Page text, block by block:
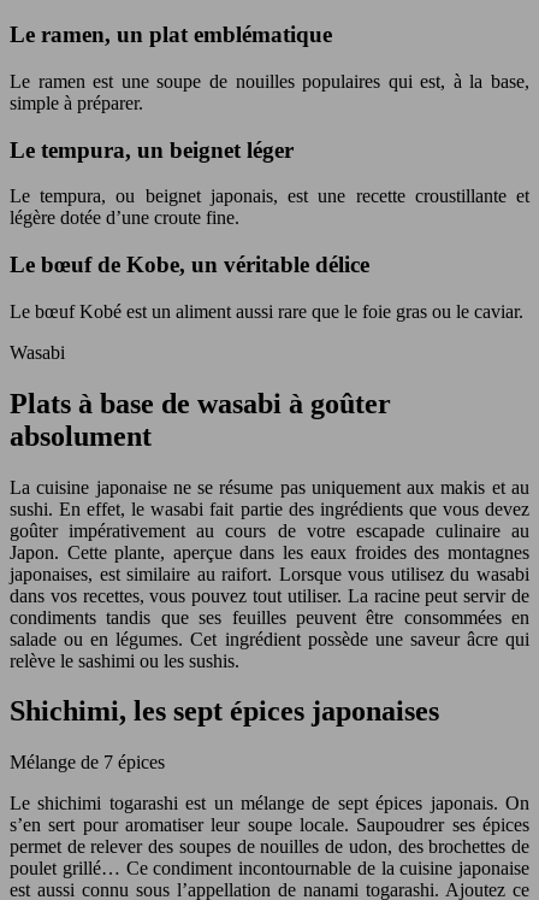
Le ramen, un plat emblématique
Le ramen est une soupe de nouilles populaires qui est, à la base,
simple à préparer.
Le tempura, un beignet léger
Le tempura, ou beignet japonais, est une recette croustillante et
légère dotée d’une croute fine.
Le bœuf de Kobe, un véritable délice
Le bœuf Kobé est un aliment aussi rare que le foie gras ou le caviar.
Wasabi
Plats à base de wasabi à goûter
absolument
La cuisine japonaise ne se résume pas uniquement aux makis et au
sushi. En effet, le wasabi fait partie des ingrédients que vous devez
goûter impérativement au cours de votre escapade culinaire au
Japon. Cette plante, aperçue dans les eaux froides des montagnes
japonaises, est similaire au raifort. Lorsque vous utilisez du wasabi
dans vos recettes, vous pouvez tout utiliser. La racine peut servir de
condiments tandis que ses feuilles peuvent être consommées en
salade ou en légumes. Cet ingrédient possède une saveur âcre qui
relève le sashimi ou les sushis.
Shichimi, les sept épices japonaises
Mélange de 7 épices
Le shichimi togarashi est un mélange de sept épices japonais. On
s’en sert pour aromatiser leur soupe locale. Saupoudrer ses épices
permet de relever des soupes de nouilles de udon, des brochettes de
poulet grillé… Ce condiment incontournable de la cuisine japonaise
est aussi connu sous l’appellation de nanami togarashi. Ajoutez ce